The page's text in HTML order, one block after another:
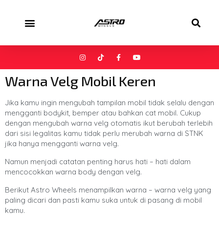
Warna Velg Mobil Keren
Jika kamu ingin mengubah tampilan mobil tidak selalu dengan
mengganti bodykit, bemper atau bahkan cat mobil. Cukup
dengan mengubah warna velg otomatis ikut berubah terlebih
dari sisi legalitas kamu tidak perlu merubah warna di STNK
jika hanya mengganti warna velg.
Namun menjadi catatan penting harus hati – hati dalam
mencocokkan warna body dengan velg.
Berikut Astro Wheels menampilkan warna – warna velg yang
paling dicari dan pasti kamu suka untuk di pasang di mobil
kamu.